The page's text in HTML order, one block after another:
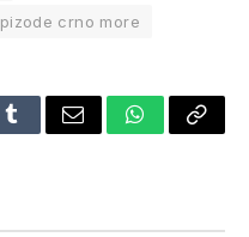
crno more
TumblrEmail WhatsApp
Copy